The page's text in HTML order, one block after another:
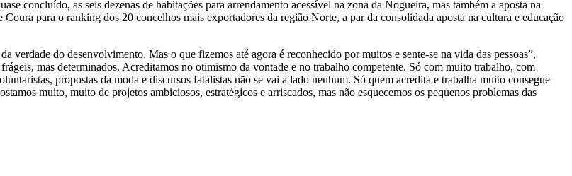
concluído, as seis dezenas de habitações para arrendamento acessível na zona da Nogueira, mas também a aposta na
para o ranking dos 20 concelhos mais exportadores da região Norte, a par da consolidada aposta na cultura e educação
verdade do desenvolvimento. Mas o que fizemos até agora é reconhecido por muitos e sente-se na vida das pessoas”,
mas determinados. Acreditamos no otimismo da vontade e no trabalho competente. Só com muito trabalho, com
propostas da moda e discursos fatalistas não se vai a lado nenhum. Só quem acredita e trabalha muito consegue
muito, muito de projetos ambiciosos, estratégicos e arriscados, mas não esquecemos os pequenos problemas das